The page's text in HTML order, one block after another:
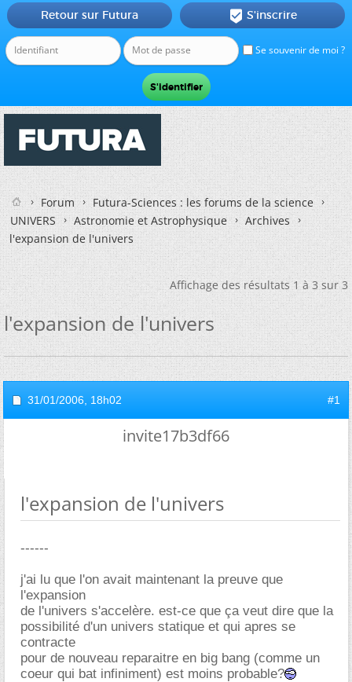
Se souvenir de moi ?
Retour sur Futura  S'inscrire
Forum
Futura-Sciences : les forums de la science
UNIVERS
Astronomie et Astrophysique
Archives
l'expansion de l'univers
Affichage des résultats 1 à 3 sur 3
l'expansion de l'univers
31/01/2006, 18h02 #1
invite17b3df66
l'expansion de l'univers
------
j'ai lu que l'on avait maintenant la preuve que
l'expansion
de l'univers s'accelère. est-ce que ça veut dire que la
possibilité d'un univers statique et qui apres se
contracte
pour de nouveau reparaitre en big bang (comme un
coeur qui bat infiniment) est moins probable?